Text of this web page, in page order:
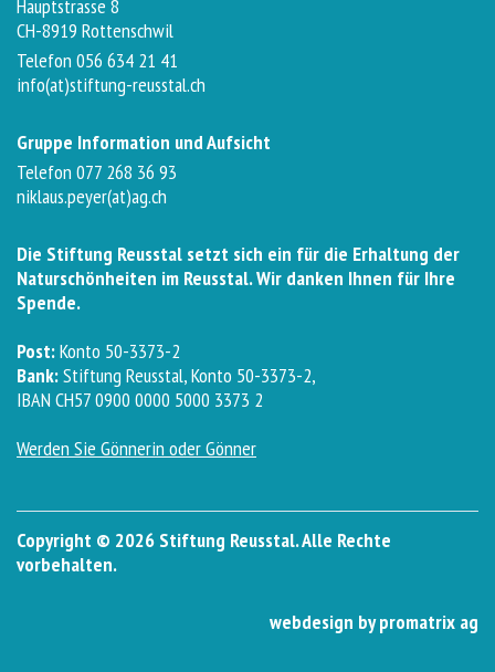
Hauptstrasse 8
CH-8919 Rottenschwil
Telefon 056 634 21 41
info(at)stiftung-reusstal.ch
Gruppe Information und Aufsicht
Telefon 077 268 36 93
niklaus.peyer(at)ag.ch
Die Stiftung Reusstal setzt sich ein für die Erhaltung der
Naturschönheiten im Reusstal. Wir danken Ihnen für Ihre
Spende.
Post:Konto 50-3373-2
Bank:Stiftung Reusstal, Konto 50-3373-2,
IBAN CH57 0900 0000 5000 3373 2
Werden Sie Gönnerin oder Gönner
Copyright © 2026 Stiftung Reusstal. Alle Rechte
vorbehalten.
webdesign by promatrix ag